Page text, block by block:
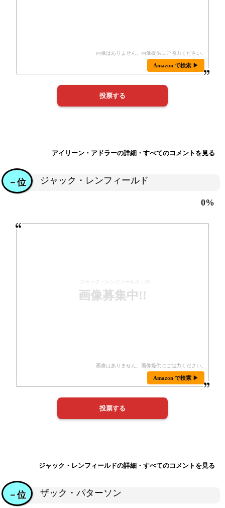
Amazon で検索 ▶
アイリーン・アドラーの詳細・すべてのコメントを見る
ジャック・レンフィールド
－位
0%
「ジャック・レンフィールド」の
画像募集中!!
Amazon で検索 ▶
ジャック・レンフィールドの詳細・すべてのコメントを見る
ザック・パターソン
－位